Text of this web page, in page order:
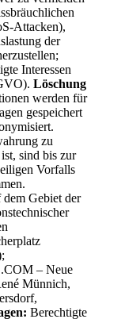
Attacken),
der
Interessen
Löschung
werden für
gespeichert
zu
sind bis zur
Vorfalls
Gebiet der
– Neue
Münnich,
Berechtigte